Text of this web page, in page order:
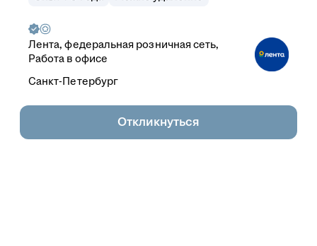
Лента, федеральная розничная сеть,
Работа в офисе
Санкт-Петербург
Откликнуться